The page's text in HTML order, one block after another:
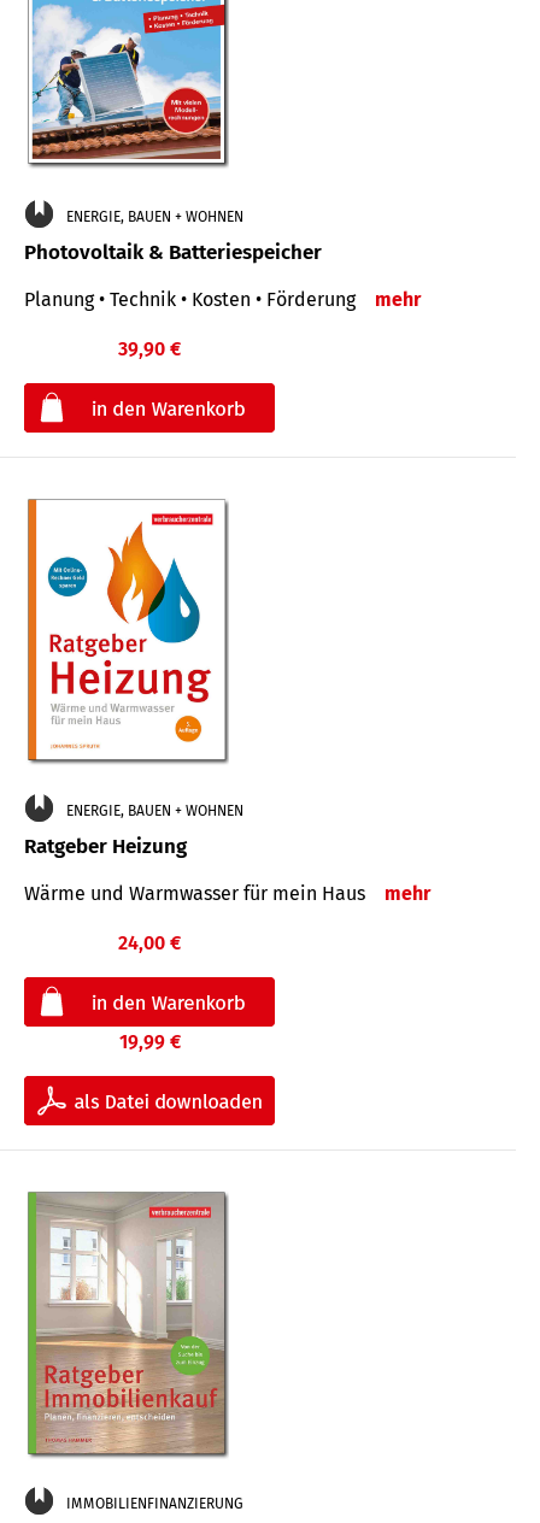
ENERGIE, BAUEN + WOHNEN
Photovoltaik & Batteriespeicher
Planung • Technik • Kosten • Förderung mehr
39,90 €
ENERGIE, BAUEN + WOHNEN
Ratgeber Heizung
Wärme und Warmwasser für mein Haus mehr
24,00 €
19,99 €
IMMOBILIENFINANZIERUNG